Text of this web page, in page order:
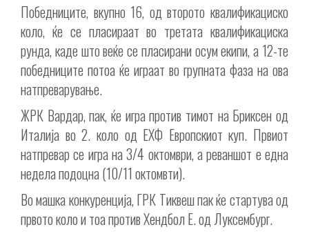
Победниците, вкупно 16, од второто квалификациско
коло, ќе се пласираат во третата квалификациска
рунда, каде што веќе се пласирани осум екипи, а 12-те
победниците потоа ќе играат во групната фаза на ова
натпреварување.
ЖРК Вардар, пак, ќе игра против тимот на Бриксен од
Италија во 2. коло од ЕХФ Европскиот куп. Првиот
натпревар се игра на 3/4 октомври, а реваншот е една
недела подоцна (10/11 октомвти).
Во машка конкуренција, ГРК Тиквеш пак ќе стартува од
првото коло и тоа против Хендбол Е. од Луксембург.